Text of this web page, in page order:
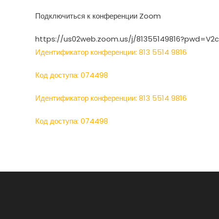
Подключиться к конференции Zoom
https://us02web.zoom.us/j/
Идентификатор конференции: 813 5514 9816
Код доступа: 074498
Идентификатор конференции: 813 5514 9816
Код доступа: 074498